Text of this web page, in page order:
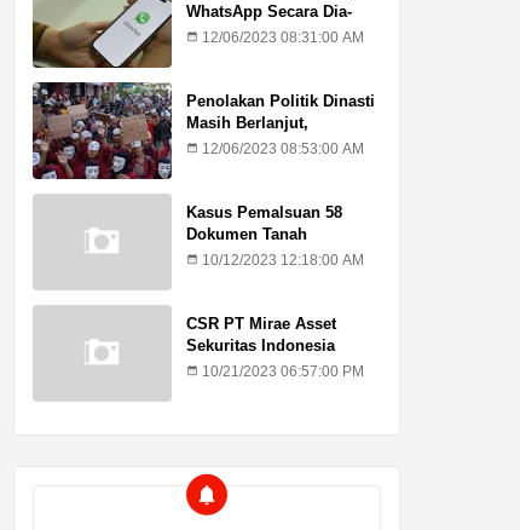
WhatsApp Secara Dia-
Diam? Ini Caranya
12/06/2023 08:31:00 AM
Penolakan Politik Dinasti
Masih Berlanjut,
Mahasiswa Kritik Putusan
12/06/2023 08:53:00 AM
Kasus Pemalsuan 58
Dokumen Tanah
Kadilangu, Ahli Waris :
10/12/2023 12:18:00 AM
CSR PT Mirae Asset
Sekuritas Indonesia
Sasar Warga Rentan
10/21/2023 06:57:00 PM